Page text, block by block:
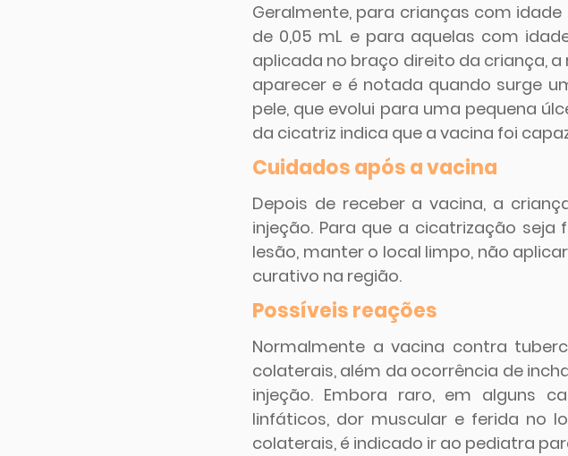
Geralmente, para crianças com
de 0,05 mL e para aquelas com
aplicada no braço direito da criança,
aparecer e é notada quando surge
pele, que evolui para uma pequena
da cicatriz indica que a vacina foi
Cuidados após a vacina
Depois de receber a vacina, a
injeção. Para que a cicatrização
lesão, manter o local limpo, não
curativo na região.
Possíveis reações
Normalmente a vacina contra
colaterais, além da ocorrência de
injeção. Embora raro, em alguns
linfáticos, dor muscular e ferida no
colaterais, é indicado ir ao pediatra